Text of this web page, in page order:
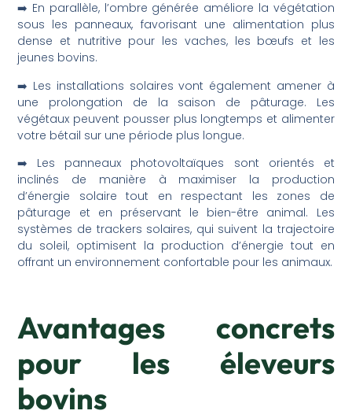
➡️ En parallèle, l’ombre générée améliore la végétation
sous les panneaux, favorisant une alimentation plus
dense et nutritive pour les vaches, les bœufs et les
jeunes bovins.
➡️ Les installations solaires vont également amener à
une prolongation de la saison de pâturage. Les
végétaux peuvent pousser plus longtemps et alimenter
votre bétail sur une période plus longue.
➡️ Les panneaux photovoltaïques sont orientés et
inclinés de manière à maximiser la production
d’énergie solaire tout en respectant les zones de
pâturage et en préservant le bien-être animal. Les
systèmes de trackers solaires, qui suivent la trajectoire
du soleil, optimisent la production d’énergie tout en
offrant un environnement confortable pour les animaux.
Avantages concrets
pour les éleveurs
bovins